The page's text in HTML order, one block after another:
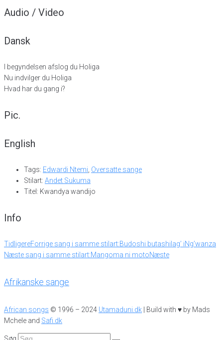
Audio / Video
Dansk
I begyndelsen afslog du Holiga
Nu indvilger du Holiga
Hvad har du gang i?
Pic.
English
Tags: Edwardi Ntemi, Oversatte sange
Stilart: Andet Sukuma
Titel: Kwandya wandijo
Info
TidligereForrige sang i samme stilart:Budoshi butashilag’ iNg’wanza
Næste sang i samme stilart:Mangoma ni motoNæste
Afrikanske sange
African songs © 1996 – 2024 Utamaduni.dk | Build with ♥ by Mads
Mchele and Safi.dk
Søg